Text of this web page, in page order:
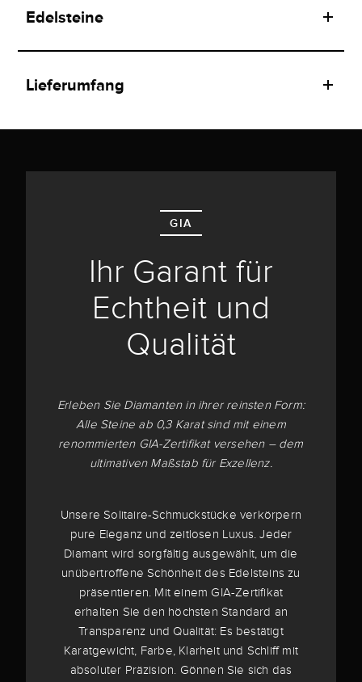
Edelsteine
Lieferumfang
GIA
Ihr Garant für
Echtheit und
Qualität
Erleben Sie Diamanten in ihrer reinsten Form:
Alle Steine ab 0,3 Karat sind mit einem
renommierten GIA-Zertifikat versehen – dem
ultimativen Maßstab für Exzellenz.
Unsere Solitaire-Schmuckstücke verkörpern
pure Eleganz und zeitlosen Luxus. Jeder
Diamant wird sorgfältig ausgewählt, um die
unübertroffene Schönheit des Edelsteins zu
präsentieren. Mit einem GIA-Zertifikat
erhalten Sie den höchsten Standard an
Transparenz und Qualität: Es bestätigt
Karatgewicht, Farbe, Klarheit und Schliff mit
absoluter Präzision. Gönnen Sie sich das